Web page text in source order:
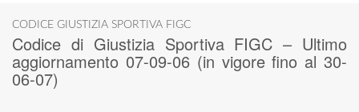
CODICE GIUSTIZIA SPORTIVA FIGC
Codice di Giustizia Sportiva FIGC – Ultimo
aggiornamento 07-09-06 (in vigore fino al 30-
06-07)